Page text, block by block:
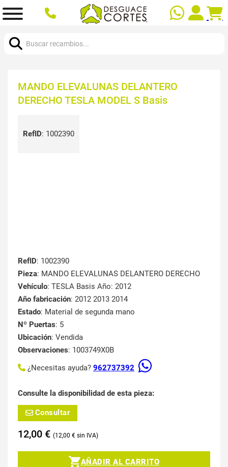
MANDO ELEVALUNAS DELANTERO
DERECHO TESLA MODEL S Basis
RefID: 1002390
RefID: 1002390
Pieza: MANDO ELEVALUNAS DELANTERO DERECHO
Vehículo: TESLA Basis Año: 2012
Año fabricación: 2012 2013 2014
Estado: Material de segunda mano
Nº Puertas: 5
Ubicación: Vendida
Observaciones: 1003749X0B
¿Necesitas ayuda? 962737392
Consulte la disponibilidad de esta pieza:
Consultar
12,00 € 12,00 €
AÑADIR AL CARRITO